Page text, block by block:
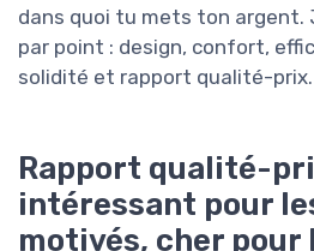
dans quoi tu mets ton argent.
par point : design, confort,
solidité et rapport qualité-prix.
Rapport qualité-
intéressant pour
motivés, cher pour